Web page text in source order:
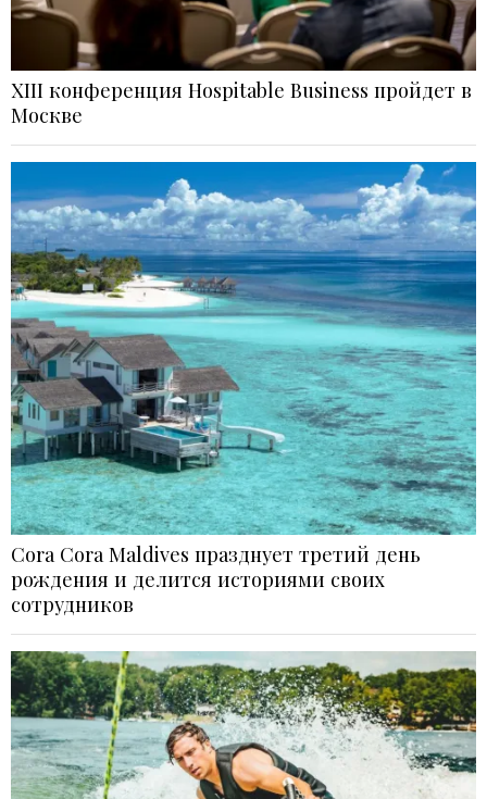
XIII конференция Hospitable Business пройдет в
Москве
Cora Cora Maldives празднует третий день
рождения и делится историями своих
сотрудников